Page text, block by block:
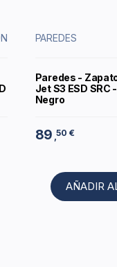
PAREDES
Paredes -
Jet S3 ESD SRC
Negro
89 ,50 €
AÑADIR